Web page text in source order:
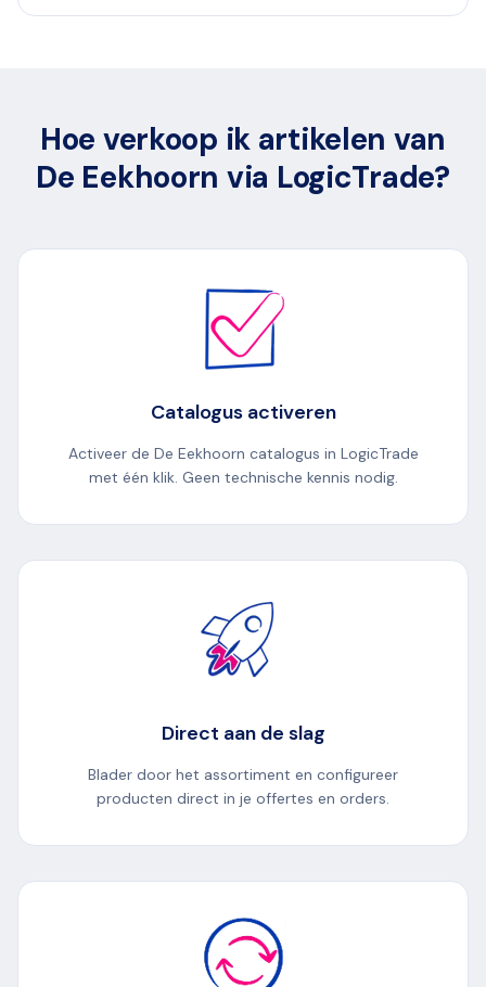
Hoe verkoop ik artikelen van
De Eekhoorn via LogicTrade?
Catalogus activeren
Activeer de De Eekhoorn catalogus in LogicTrade
met één klik. Geen technische kennis nodig.
Direct aan de slag
Blader door het assortiment en configureer
producten direct in je offertes en orders.